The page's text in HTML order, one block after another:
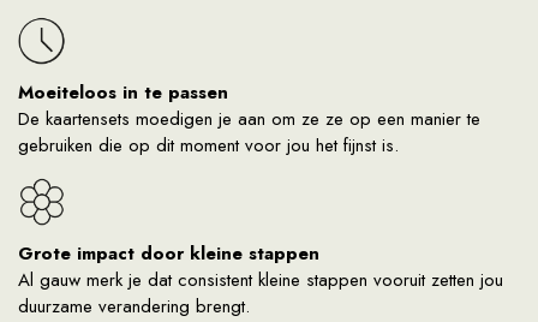
Moeiteloos in te passen
De kaartensets moedigen je aan om ze ze op een manier te
gebruiken die op dit moment voor jou het fijnst is.
Grote impact door kleine stappen
Al gauw merk je dat consistent kleine stappen vooruit zetten jou
duurzame verandering brengt.